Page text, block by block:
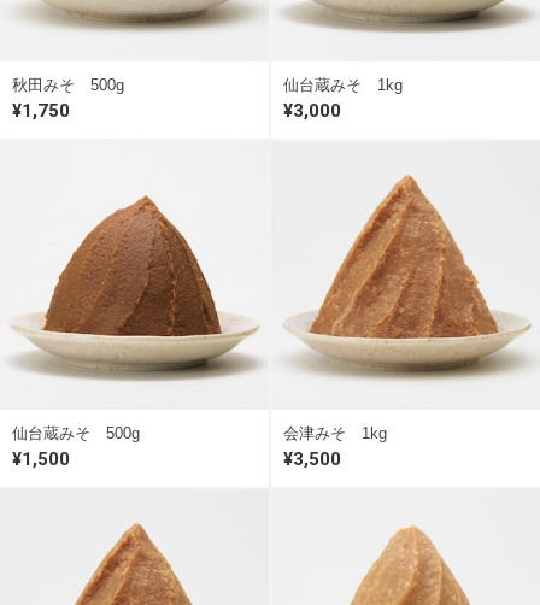
秋田みそ 500g
¥1,750
仙台蔵みそ 1kg
¥3,000
仙台蔵みそ 500g
¥1,500
会津みそ 1kg
¥3,500